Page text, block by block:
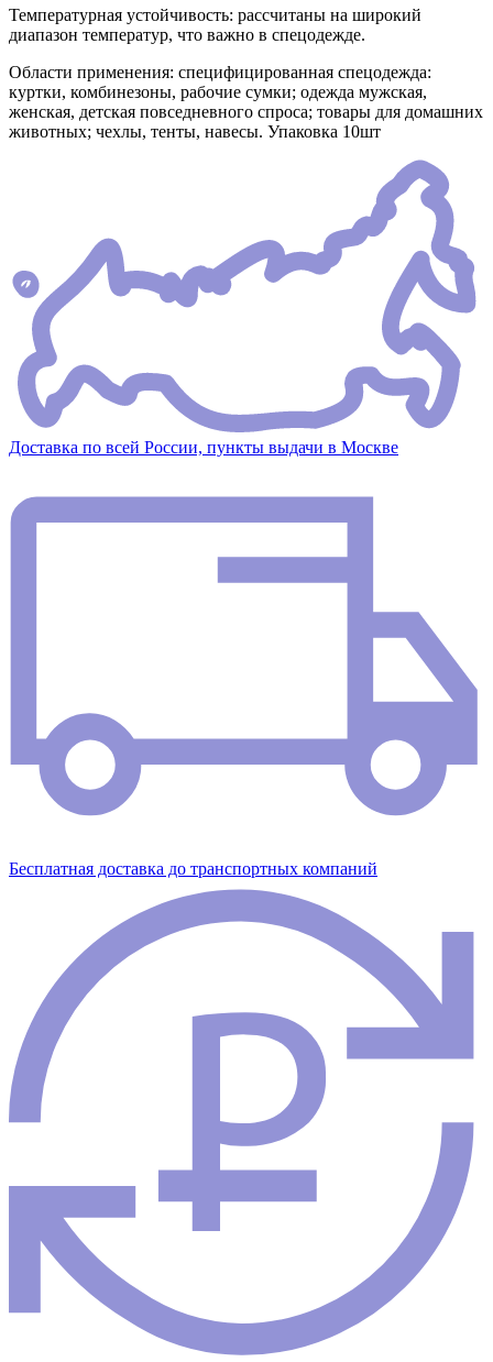
Температурная устойчивость: рассчитаны на широкий
диапазон температур, что важно в спецодежде.
Области применения: специфицированная спецодежда:
куртки, комбинезоны, рабочие сумки; одежда мужская,
женская, детская повседневного спроса; товары для домашних
животных; чехлы, тенты, навесы. Упаковка 10шт
Доставка по всей России, пункты выдачи в Москве
Бесплатная доставка до транспортных компаний